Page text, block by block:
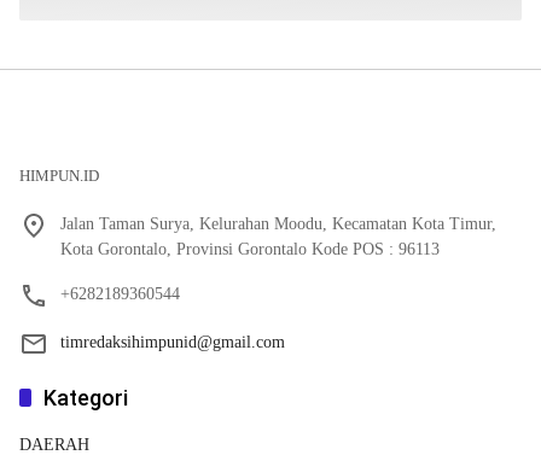
HIMPUN.ID
Jalan Taman Surya, Kelurahan Moodu, Kecamatan Kota Timur,
Kota Gorontalo, Provinsi Gorontalo Kode POS : 96113
+6282189360544
timredaksihimpunid@gmail.com
Kategori
DAERAH